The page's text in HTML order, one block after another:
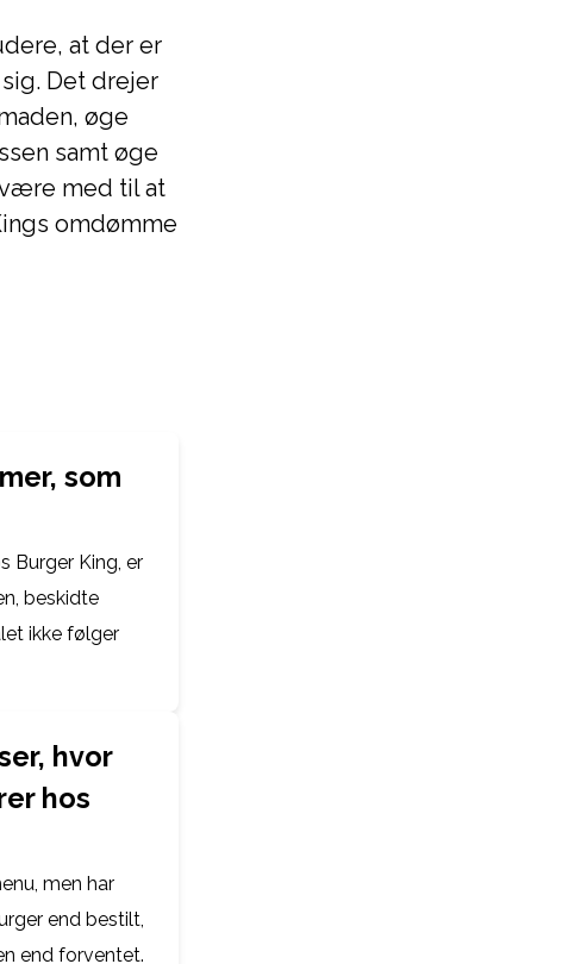
at der er
Det drejer
øge
samt øge
med til at
omdømme
som
Burger King, er
beskidte
ikke følger
hvor
hos
men har
end bestilt,
end forventet.